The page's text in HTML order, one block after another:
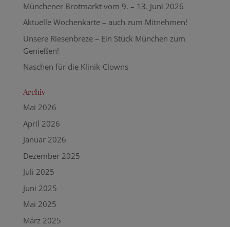
Münchener Brotmarkt vom 9. – 13. Juni 2026
Aktuelle Wochenkarte – auch zum Mitnehmen!
Unsere Riesenbreze – Ein Stück München zum
Genießen!
Naschen für die Klinik-Clowns
Archiv
Mai 2026
April 2026
Januar 2026
Dezember 2025
Juli 2025
Juni 2025
Mai 2025
März 2025